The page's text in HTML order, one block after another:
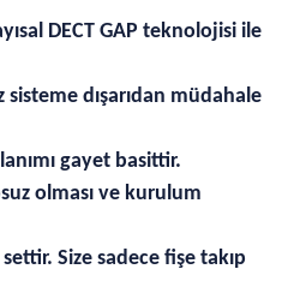
DECT GAP teknolojisi ile
dışarıdan müdahale
gayet basittir.
olması ve kurulum
Size sadece fişe takıp